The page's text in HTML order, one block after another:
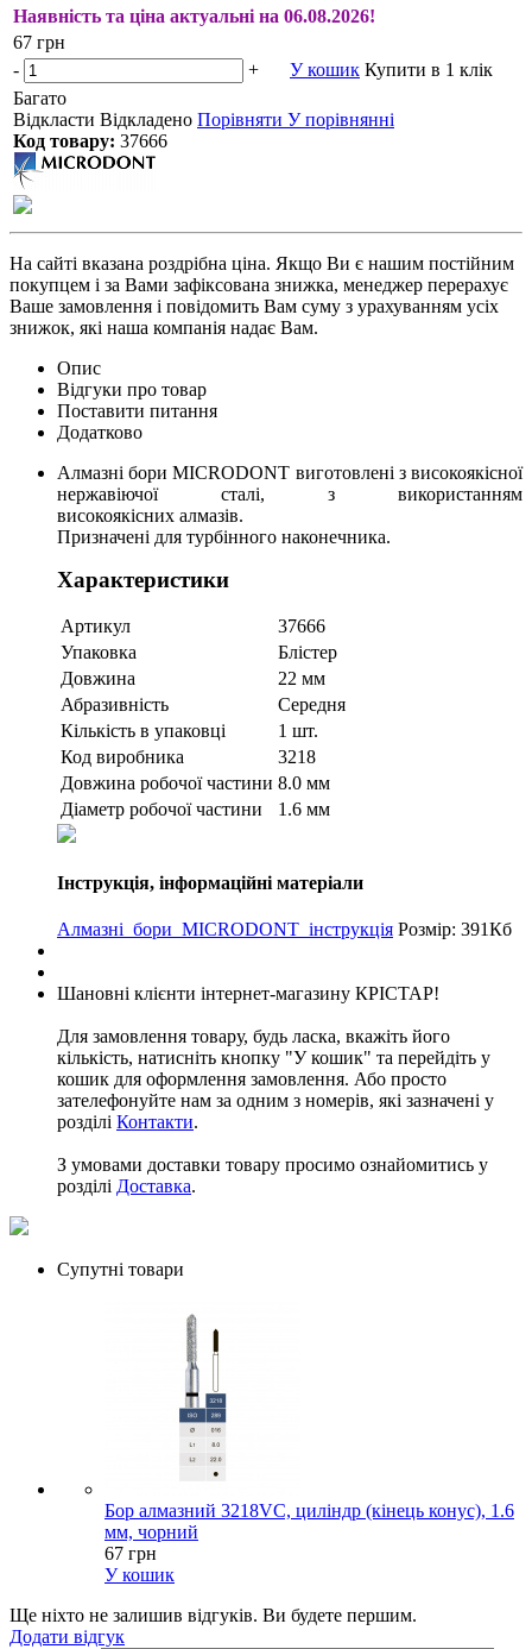
Наявність та ціна актуальні на 06.08.2026!
67 грн
-
+ У кошик Купити в 1 клік
Багато
Відкласти Відкладено Порівняти У порівнянні
Код товару: 37666
На сайті вказана роздрібна ціна. Якщо Ви є нашим постійним
покупцем і за Вами зафіксована знижка, менеджер перерахує
Ваше замовлення і повідомить Вам суму з урахуванням усіх
знижок, які наша компанія надає Вам.
Опис
Відгуки про товар
Поставити питання
Додатково
Алмазні бори MICRODONT виготовлені з високоякісної
нержавіючої сталі, з використанням
високоякісних алмазів.
Призначені для турбінного наконечника.
Характеристики
Артикул
37666
Упаковка
Блістер
Довжина
22 мм
Абразивність
Середня
Кількість в упаковці
1 шт.
Код виробника
3218
Довжина робочої частини 8.0 мм
Діаметр робочої частини
1.6 мм
Інструкція, інформаційні матеріали
Алмазні_бори_MICRODONT_інструкція Розмір: 391Кб
Шановні клієнти інтернет-магазину КРІСТАР!
Для замовлення товару, будь ласка, вкажіть його
кількість, натисніть кнопку "У кошик" та перейдіть у
кошик для оформлення замовлення. Або просто
зателефонуйте нам за одним з номерів, які зазначені у
розділі Контакти.
З умовами доставки товару просимо ознайомитись у
розділі Доставка.
Супутні товари
Бор алмазний 3218VC, циліндр (кінець конус), 1.6
мм, чорний
67 грн
У кошик
Ще ніхто не залишив відгуків. Ви будете першим.
Додати відгук